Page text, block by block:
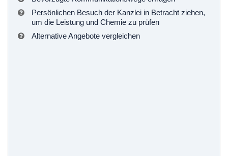
Persönlichen Besuch der Kanzlei in Betracht ziehen,
um die Leistung und Chemie zu prüfen
Alternative Angebote vergleichen